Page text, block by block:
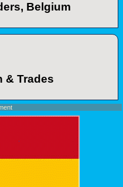
Belgium
& Trades